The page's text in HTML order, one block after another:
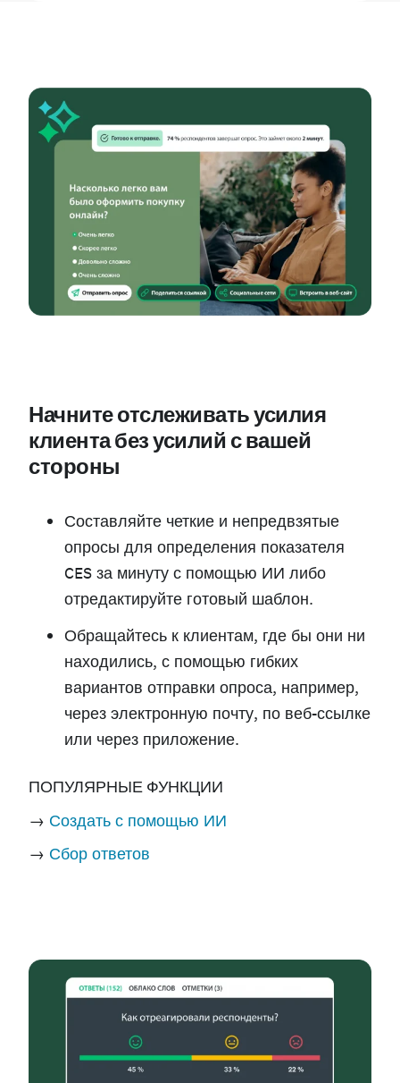
Начните отслеживать усилия
клиента без усилий с вашей
стороны
Составляйте четкие и непредвзятые
опросы для определения показателя
CES за минуту с помощью ИИ либо
отредактируйте готовый шаблон.
Обращайтесь к клиентам, где бы они ни
находились, с помощью гибких
вариантов отправки опроса, например,
через электронную почту, по веб-ссылке
или через приложение.
ПОПУЛЯРНЫЕ ФУНКЦИИ
→ Создать с помощью ИИ
→ Сбор ответов